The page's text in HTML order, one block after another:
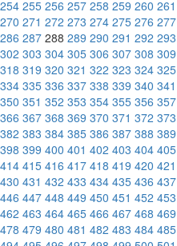
254 255 256 257 258 259 260 261
270 271 272 273 274 275 276 277
286 287 288 289 290 291 292 293
302 303 304 305 306 307 308 309
318 319 320 321 322 323 324 325
334 335 336 337 338 339 340 341
350 351 352 353 354 355 356 357
366 367 368 369 370 371 372 373
382 383 384 385 386 387 388 389
398 399 400 401 402 403 404 405
414 415 416 417 418 419 420 421
430 431 432 433 434 435 436 437
446 447 448 449 450 451 452 453
462 463 464 465 466 467 468 469
478 479 480 481 482 483 484 485